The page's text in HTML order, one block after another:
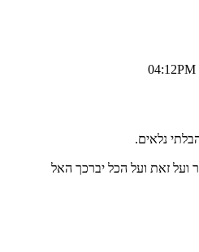
נלאים.
ועל זאת ועל הכל יברכך האל